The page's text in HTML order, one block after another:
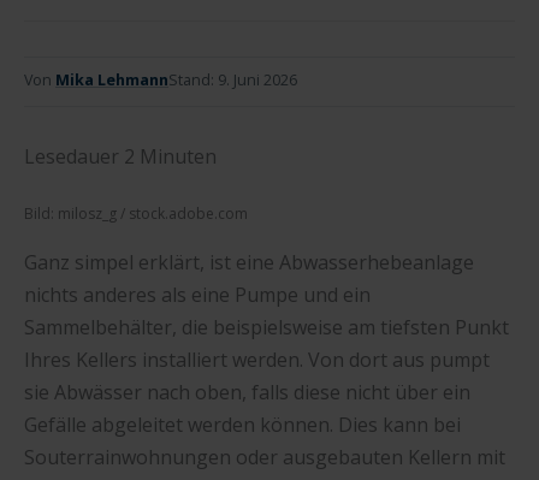
Von Mika LehmannStand: 9. Juni 2026
Lesedauer 2 Minuten
Bild: milosz_g / stock.adobe.com
Ganz simpel erklärt, ist eine Abwasserhebeanlage
nichts anderes als eine Pumpe und ein
Sammelbehälter, die beispielsweise am tiefsten Punkt
Ihres Kellers installiert werden. Von dort aus pumpt
sie Abwässer nach oben, falls diese nicht über ein
Gefälle abgeleitet werden können. Dies kann bei
Souterrainwohnungen oder ausgebauten Kellern mit